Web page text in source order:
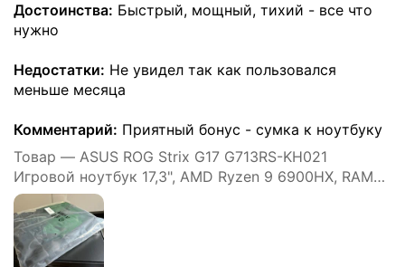
Достоинства: Быстрый, мощный, тихий - все что
нужно
Недостатки: Не увидел так как пользовался
меньше месяца
Комментарий: Приятный бонус - сумка к ноутбуку
Товар — ASUS ROG Strix G17 G713RS-KH021
Игровой ноутбук 17,3", AMD Ryzen 9 6900HX, RAM
16 ГБ, SSD 1000 ГБ, NVIDIA GeForce RTX 3080 (8 Гб),
Windows 11 Pro, (90NR0BA4-M00440), серый,
Русская раскладка